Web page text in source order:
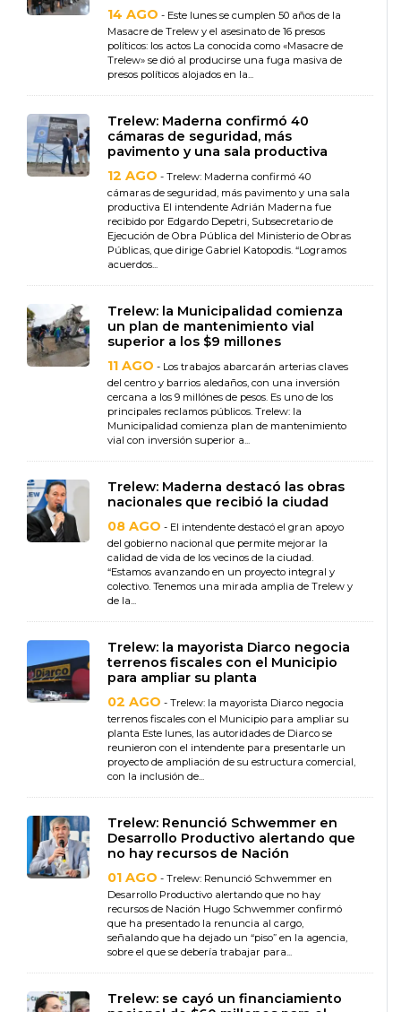
14 AGO - Este lunes se cumplen 50 años de la
Masacre de Trelew y el asesinato de 16 presos
políticos: los actos La conocida como «Masacre de
Trelew» se dió al producirse una fuga masiva de
presos políticos alojados en la...
Trelew: Maderna confirmó 40
cámaras de seguridad, más
pavimento y una sala productiva
12 AGO - Trelew: Maderna confirmó 40
cámaras de seguridad, más pavimento y una sala
productiva El intendente Adrián Maderna fue
recibido por Edgardo Depetri, Subsecretario de
Ejecución de Obra Pública del Ministerio de Obras
Públicas, que dirige Gabriel Katopodis. “Logramos
acuerdos...
Trelew: la Municipalidad comienza
un plan de mantenimiento vial
superior a los $9 millones
11 AGO - Los trabajos abarcarán arterias claves
del centro y barrios aledaños, con una inversión
cercana a los 9 millónes de pesos. Es uno de los
principales reclamos públicos. Trelew: la
Municipalidad comienza plan de mantenimiento
vial con inversión superior a...
Trelew: Maderna destacó las obras
nacionales que recibió la ciudad
08 AGO - El intendente destacó el gran apoyo
del gobierno nacional que permite mejorar la
calidad de vida de los vecinos de la ciudad.
“Estamos avanzando en un proyecto integral y
colectivo. Tenemos una mirada amplia de Trelew y
de la...
Trelew: la mayorista Diarco negocia
terrenos fiscales con el Municipio
para ampliar su planta
02 AGO - Trelew: la mayorista Diarco negocia
terrenos fiscales con el Municipio para ampliar su
planta Este lunes, las autoridades de Diarco se
reunieron con el intendente para presentarle un
proyecto de ampliación de su estructura comercial,
con la inclusión de...
Trelew: Renunció Schwemmer en
Desarrollo Productivo alertando que
no hay recursos de Nación
01 AGO - Trelew: Renunció Schwemmer en
Desarrollo Productivo alertando que no hay
recursos de Nación Hugo Schwemmer confirmó
que ha presentado la renuncia al cargo,
señalando que ha dejado un “piso” en la agencia,
sobre el que se debería trabajar para...
Trelew: se cayó un financiamiento